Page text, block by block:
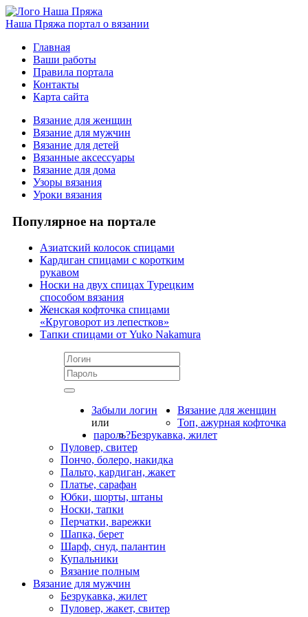
Наша Пряжа портал о вязании
Главная
Ваши работы
Правила портала
Контакты
Карта сайта
Вязание для женщин
Вязание для мужчин
Вязание для детей
Вязанные аксессуары
Вязание для дома
Узоры вязания
Уроки вязания
Популярное на портале
Азиатский колосок спицами
Кардиган спицами с коротким
рукавом
Носки на двух спицах Турецким
способом вязания
Женская кофточка спицами
«Круговорот из лепестков»
Тапки спицами от Yuko Nakamura
Забыли логин
или
пароль?
Вязание для женщин
Топ, ажурная кофточка
Безрукавка, жилет
Пуловер, свитер
Пончо, болеро, накидка
Пальто, кардиган, жакет
Платье, сарафан
Юбки, шорты, штаны
Носки, тапки
Перчатки, варежки
Шапка, берет
Шарф, снуд, палантин
Купальники
Вязание полным
Вязание для мужчин
Безрукавка, жилет
Пуловер, жакет, свитер